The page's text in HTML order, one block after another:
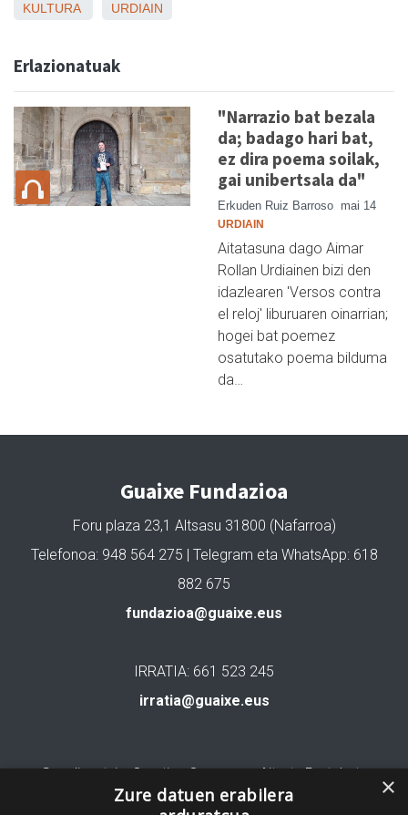
KULTURA URDIAIN
Erlazionatuak
"Narrazio bat bezala
da; badago hari bat,
ez dira poema soilak,
gai unibertsala da"
Erkuden Ruiz Barroso mai 14
URDIAIN
Aitatasuna dago Aimar
Rollan Urdiainen bizi den
idazlearen 'Versos contra
el reloj' liburuaren oinarrian;
hogei bat poemez
osatutako poema bilduma
da…
Guaixe Fundazioa
Foru plaza 23,1 Altsasu 31800 (Nafarroa)
Telefonoa: 948 564 275 | Telegram eta WhatsApp: 618
882 675
fundazioa@guaixe.eus
IRRATIA: 661 523 245
irratia@guaixe.eus
Gure lizentzia: Creative Commons Aitortu Partekatu ×
Zure datuen erabilera